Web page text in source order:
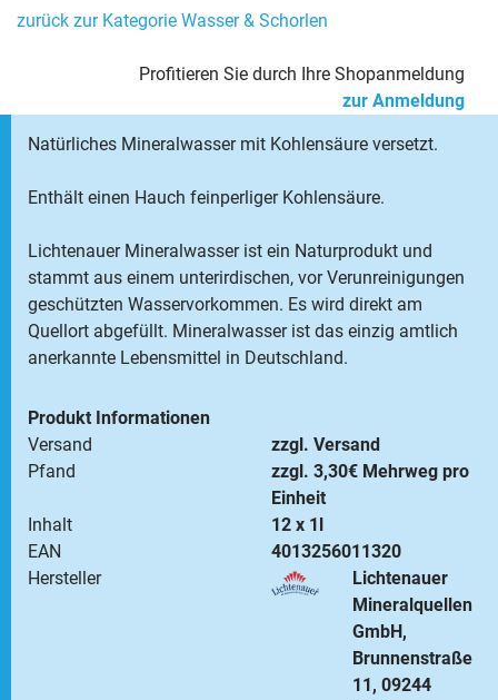
zurück zur Kategorie Wasser & Schorlen
Profitieren Sie durch Ihre Shopanmeldung
zur Anmeldung
Natürliches Mineralwasser mit Kohlensäure versetzt.
Enthält einen Hauch feinperliger Kohlensäure.
Lichtenauer Mineralwasser ist ein Naturprodukt und
stammt aus einem unterirdischen, vor Verunreinigungen
geschützten Wasservorkommen. Es wird direkt am
Quellort abgefüllt. Mineralwasser ist das einzig amtlich
anerkannte Lebensmittel in Deutschland.
Produkt Informationen
Versand
zzgl. Versand
Pfand
zzgl. 3,30€ Mehrweg pro
Einheit
Inhalt
12 x 1l
EAN
4013256011320
Hersteller
Lichtenauer
Mineralquellen
GmbH,
Brunnenstraße
11, 09244